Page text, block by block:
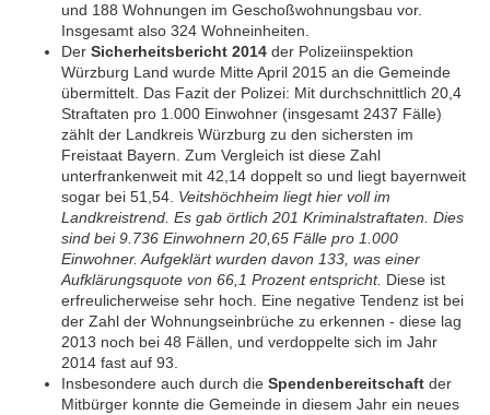
und 188 Wohnungen im Geschoßwohnungsbau vor.
Insgesamt also 324 Wohneinheiten.
Der Sicherheitsbericht 2014 der Polizeiinspektion
Würzburg Land wurde Mitte April 2015 an die Gemeinde
übermittelt. Das Fazit der Polizei: Mit durchschnittlich 20,4
Straftaten pro 1.000 Einwohner (insgesamt 2437 Fälle)
zählt der Landkreis Würzburg zu den sichersten im
Freistaat Bayern. Zum Vergleich ist diese Zahl
unterfrankenweit mit 42,14 doppelt so und liegt bayernweit
sogar bei 51,54. Veitshöchheim liegt hier voll im
Landkreistrend. Es gab örtlich 201 Kriminalstraftaten. Dies
sind bei 9.736 Einwohnern 20,65 Fälle pro 1.000
Einwohner. Aufgeklärt wurden davon 133, was einer
Aufklärungsquote von 66,1 Prozent entspricht. Diese ist
erfreulicherweise sehr hoch. Eine negative Tendenz ist bei
der Zahl der Wohnungseinbrüche zu erkennen - diese lag
2013 noch bei 48 Fällen, und verdoppelte sich im Jahr
2014 fast auf 93.
Insbesondere auch durch die Spendenbereitschaft der
Mitbürger konnte die Gemeinde in diesem Jahr ein neues